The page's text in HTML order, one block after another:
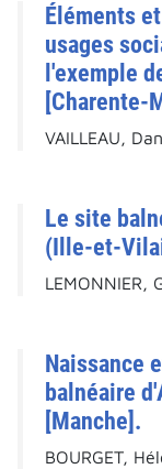
Éléments
usages
l'exemple
[Charente-
VAILLEAU,
Le site
(Ille-et-
LEMONNIER,
Naissance
balnéaire
[Manche].
BOURGET,